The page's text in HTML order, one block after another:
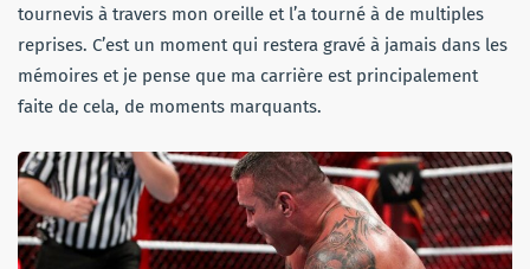
tournevis à travers mon oreille et l’a tourné à de multiples
reprises. C’est un moment qui restera gravé à jamais dans les
mémoires et je pense que ma carrière est principalement
faite de cela, de moments marquants.